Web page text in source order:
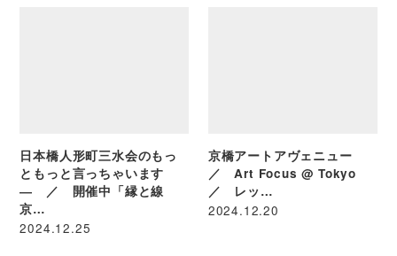
日本橋人形町三水会のもっ
ともっと言っちゃいます
― ／ 開催中「縁と線
京…
2024.12.25
京橋アートアヴェニュー
／ Art Focus @ Tokyo
／ レッ…
2024.12.20